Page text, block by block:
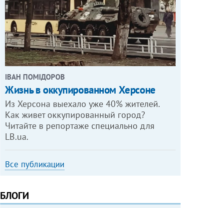
ІВАН ПОМІДОРОВ
Жизнь в оккупированном Херсоне
Из Херсона выехало уже 40% жителей.
Как живет оккупированный город?
Читайте в репортаже специально для
LB.ua.
Все публикации
БЛОГИ